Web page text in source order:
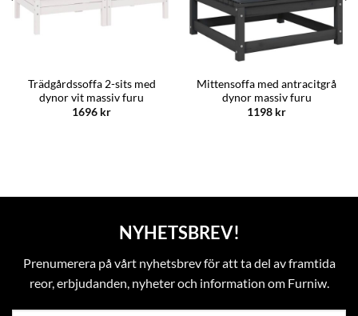
Trädgårdssoffa 2-sits med
dynor vit massiv furu
1696 kr
Mittensoffa med antracitgrå
dynor massiv furu
1198 kr
NYHETSBREV!
Prenumerera på vårt nyhetsbrev för att ta del av framtida
reor, erbjudanden, nyheter och information om Furniw.